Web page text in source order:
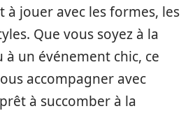
à jouer avec les formes, les
Que vous soyez à la
à un événement chic, ce
accompagner avec
à succomber à la